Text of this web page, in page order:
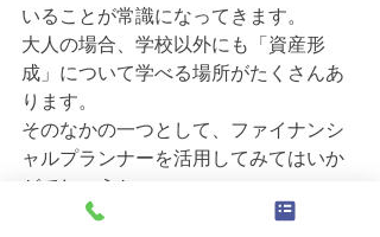
いることが常識になってきます。
大人の場合、学校以外にも「資産形
成」について学べる場所がたくさんあ
ります。
そのなかの一つとして、ファイナンシ
ャルプランナーを活用してみてはいか
がでしょうか。